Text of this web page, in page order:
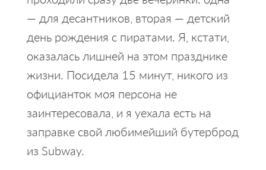
— для десантников, вторая — детский
день рождения с пиратами. Я, кстати,
оказалась лишней на этом празднике
жизни. Посидела 15 минут, никого из
официанток моя персона не
заинтересовала, и я уехала есть на
заправке свой любимейший бутерброд
из Subway.